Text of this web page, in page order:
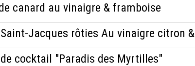
canard au vinaigre & framboise
Jacques rôties Au vinaigre citron
cocktail "Paradis des Myrtilles"